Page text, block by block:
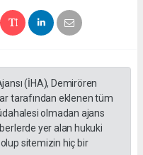
(İHA), Demirören
tarafından eklenen tüm
olmadan ajans
yer alan hukuki
sitemizin hiç bir